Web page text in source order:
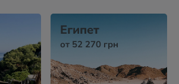
Египет
от 52 270 грн